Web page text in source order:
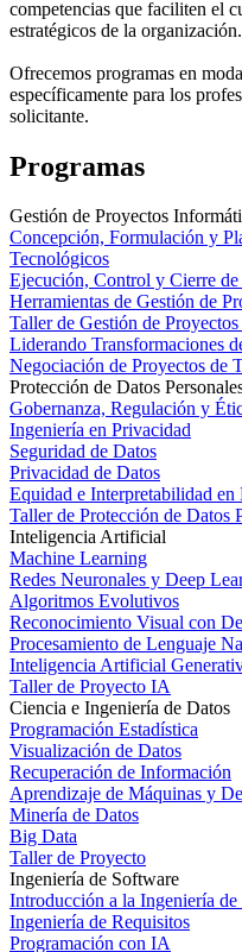
competencias que faciliten el
estratégicos de la organización.
Ofrecemos programas en
específicamente para los
solicitante.
Programas
Gestión de Proyectos
Concepción, Formulación y
Tecnológicos
Ejecución, Control y Cierre
Herramientas de Gestión de
Taller de Gestión de
Liderando Transformaciones
Negociación de Proyectos de
Protección de Datos
Gobernanza, Regulación y
Ingeniería en Privacidad
Seguridad de Datos
Privacidad de Datos
Equidad e Interpretabilidad
Taller de Protección de Datos
Inteligencia Artificial
Machine Learning
Redes Neuronales y Deep
Algoritmos Evolutivos
Reconocimiento Visual con
Procesamiento de Lenguaje
Inteligencia Artificial
Taller de Proyecto IA
Ciencia e Ingeniería de Datos
Programación Estadística
Visualización de Datos
Recuperación de Información
Aprendizaje de Máquinas y
Minería de Datos
Big Data
Taller de Proyecto
Ingeniería de Software
Introducción a la Ingeniería
Ingeniería de Requisitos
Programación con IA